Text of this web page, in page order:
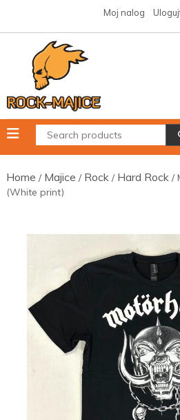
content
Moj nalog
Home / Majice / Rock/ Hard Rock/
(White print)